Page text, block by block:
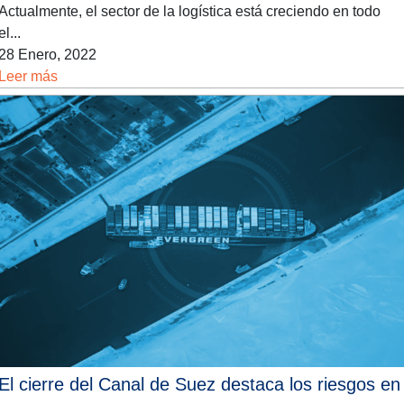
el sector de la logística está creciendo en todo
Enero, 2022
más
cierre del Canal de Suez destaca los riesgos en